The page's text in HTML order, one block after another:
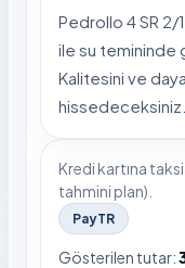
Pedrollo 4 SR
ile su temininde
Kalitesini ve
hissedeceksiniz.
Kredi kartına
tahmini plan).
PayTR
Gösterilen tutar: